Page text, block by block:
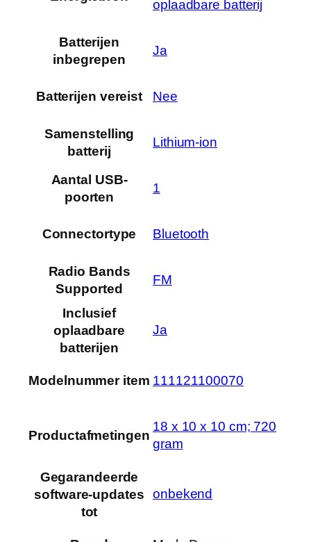
oplaadbare batterij
Batterijen
inbegrepen
‎Ja
Batterijen vereist ‎Nee
Samenstelling
batterij
‎Lithium-ion
Aantal USB-
poorten
‎1
Connectortype ‎Bluetooth
Radio Bands
Supported
‎FM
Inclusief
oplaadbare
batterijen
‎Ja
Modelnummer item ‎111121100070
Productafmetingen
‎18 x 10 x 10 cm; 720
gram
Gegarandeerde
software-updates
tot
‎onbekend